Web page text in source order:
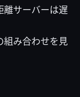
離サーバーは遅
組み合わせを見